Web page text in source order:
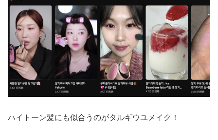
ハイトーン髪にも似合うのがタルギウユメイク！